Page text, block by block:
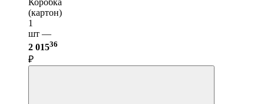
Коробка
(картон)
1
шт —
2 01536
₽